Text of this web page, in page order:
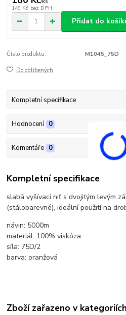
149 Kč bez DPH
Přidat do
Číslo produktu: M1045_75D
Do oblíbených
Kompletní specifikace
Hodnocení 0
Komentáře 0
Kompletní specifikace
slabá vyšívací niť s dvojitým levým
(stálobarevné), ideální použití na
návin: 5000m
materiál: 100% viskóza
síla: 75D/2
barva: oranžová
Zboží zařazeno v kategoriích